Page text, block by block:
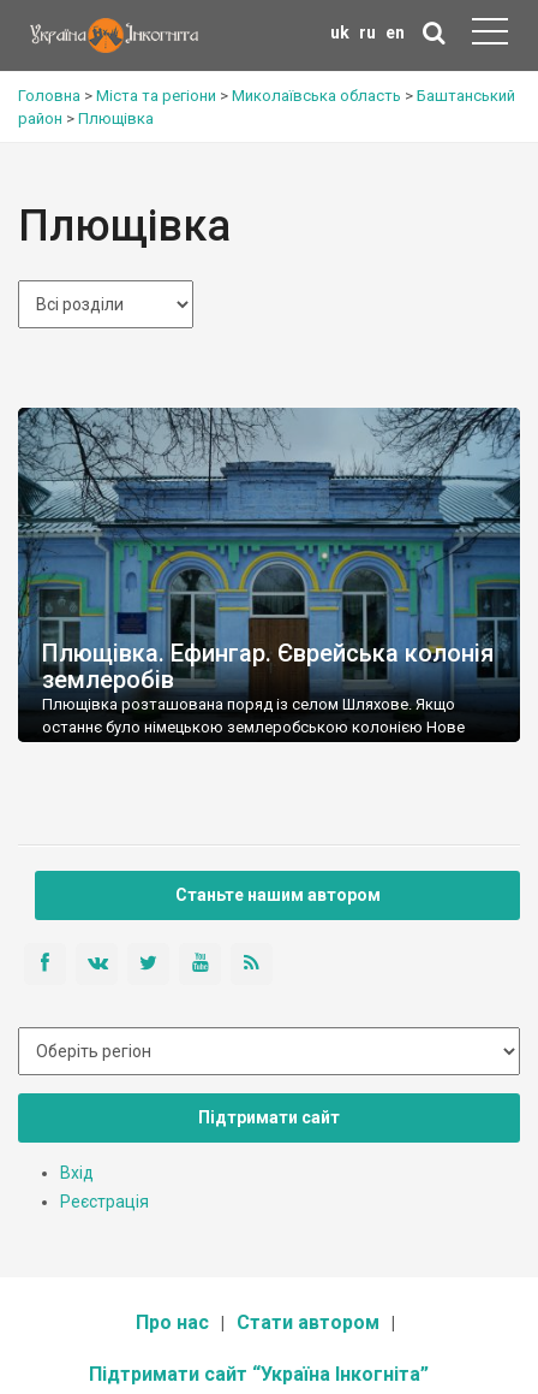
uk ru en
Головна > Міста та регіони > Миколаївська область > Баштанський
район > Плющівка
Плющівка
Плющівка. Ефингар. Єврейська колонія
землеробів
Плющівка розташована поряд із селом Шляхове. Якщо
останнє було німецькою землеробською колонією Нове
з’явилася нова заборона, але не у південних нових
Станьте нашим автором
Підтримати сайт
Вхід
Реєстрація
Про нас Стати автором
Підтримати сайт “Україна Інкогніта”